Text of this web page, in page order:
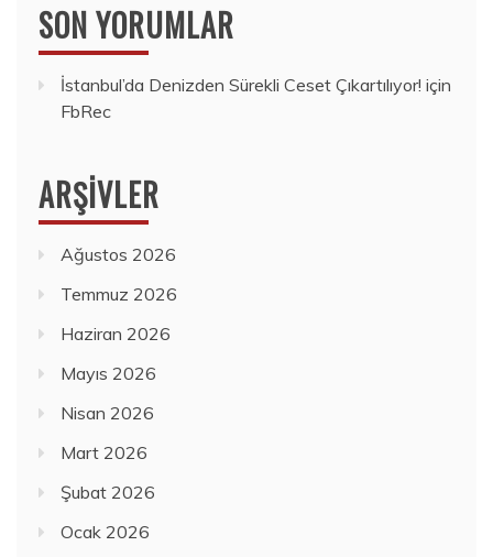
SON YORUMLAR
İstanbul’da Denizden Sürekli Ceset Çıkartılıyor! için
FbRec
ARŞIVLER
Ağustos 2026
Temmuz 2026
Haziran 2026
Mayıs 2026
Nisan 2026
Mart 2026
Şubat 2026
Ocak 2026